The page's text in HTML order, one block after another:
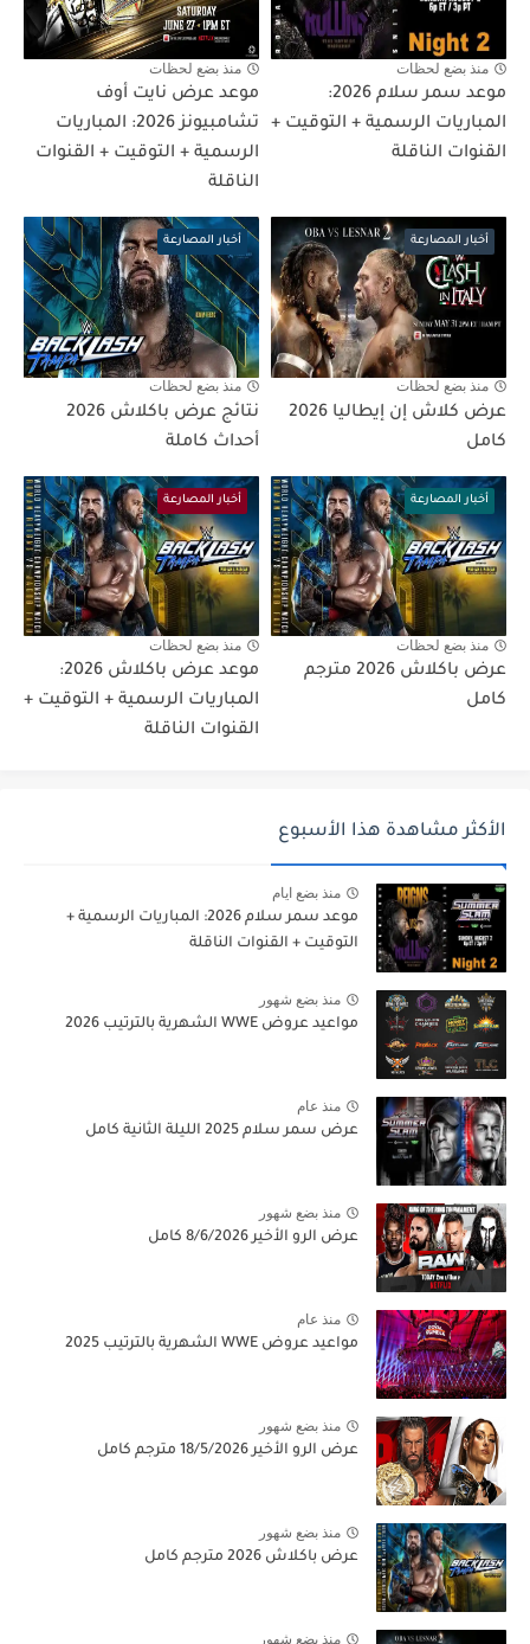
منذ بضع لحظات
موعد سمر سلام 2026:
المباريات الرسمية + التوقيت +
القنوات الناقلة
منذ بضع لحظات
موعد عرض نايت أوف
تشامبيونز 2026: المباريات
الرسمية + التوقيت + القنوات
الناقلة
أخبار المصارعة
منذ بضع لحظات
عرض كلاش إن إيطاليا 2026
كامل
أخبار المصارعة
منذ بضع لحظات
نتائج عرض باكلاش 2026
أحداث كاملة
أخبار المصارعة
منذ بضع لحظات
عرض باكلاش 2026 مترجم
كامل
أخبار المصارعة
منذ بضع لحظات
موعد عرض باكلاش 2026:
المباريات الرسمية + التوقيت +
القنوات الناقلة
الأكثر مشاهدة هذا الأسبوع
منذ بضع ايام
موعد سمر سلام 2026: المباريات الرسمية +
التوقيت + القنوات الناقلة
منذ بضع شهور
مواعيد عروض WWE الشهرية بالترتيب 2026
منذ عام
عرض سمر سلام 2025 الليلة الثانية كامل
منذ بضع شهور
عرض الرو الأخير 8/6/2026 كامل
منذ عام
مواعيد عروض WWE الشهرية بالترتيب 2025
منذ بضع شهور
عرض الرو الأخير 18/5/2026 مترجم كامل
منذ بضع شهور
عرض باكلاش 2026 مترجم كامل
منذ بضع شهور